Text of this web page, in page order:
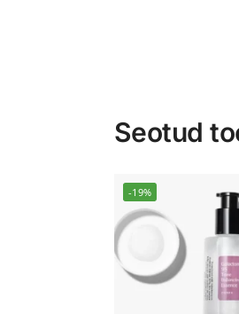
Seotud
-19%